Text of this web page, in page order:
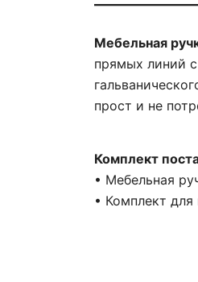
Мебельная
прямых линий
прост и не
Комплект
• Мебельная
• Комплект